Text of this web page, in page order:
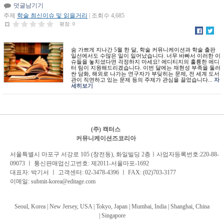
덧글남기기
주제 학술 최신이슈 및 읽을거리 | 조회수 4,685
평점: 0
숨 가쁘게 지나간 5월 한 달, 학술 커뮤니케이션과 학술 출판
일선에서도 수많은 일이 일어났습니다. 너무 바빠서 이러한 이
슈들을 놓치셨다면 걱정하지 마세요! 에디티지의 훌륭한 에디
터 팀이 지원해드리겠습니다. 이번 달에는 재현성 부족을 둘러
싼 담화, 해외로 나가는 연구자가 부딪히는 문제, 전 세계 도서
관이 직면하고 있는 문제 등의 주제가 관심을 끌었습니다... 자
세히보기
(주) 캑터스
커뮤니케이션즈코리아
서 울특별시 마포구 서강로 105 (창전동), 화일빌딩 2층 ㅣ사업자등록번호:220-88-
09073 ㅣ 통신판매업신고번호: 제2011-서울마포-1692
대표자: 박기서 ㅣ 고객센터: 02-3478-4396 ㅣ FAX: (02)703-3177
이메일: submit-korea@editage.com
Seoul, Korea | New Jersey, USA | Tokyo, Japan | Mumbai, India | Shanghai, China
Singapore